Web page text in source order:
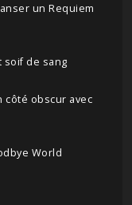
un Requiem
soif de sang
côté obscur avec
World